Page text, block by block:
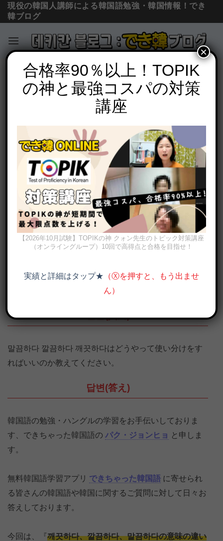
Skip
content
現役の韓国人講師による韓国語勉強・韓国情報！でき
韓ブログ
単語の意味と使い方
깨끗하다, 깔끔하다, 말끔하다 違いとは？
使い分けを例文で解説
POSTED ON2021年3月27日 BY でき韓 パク先生
깨끗하다, 깔끔하다, 말끔하다とは？意味の違いと使い分け（画像出
질문(質問)
말끔하다 깔끔하다 깨끗하다はどうやって使い分けをす
ればいいのか教えてください。
답변(答え)
韓国語の勉強・ハングルの学習をお手伝いしておりま
す、できちゃった韓国語の パク・ジョンヒョ と申しま
す。
無料韓国語学習アプリ できちゃった韓国語 に寄せられ
る皆さんの韓国語や韓国に関するご質問に対して日々お
答えしております。
今回は、『깨끗하다、깔끔하다、말끔하다の意味の違い
合格率90％以上！TOPIK
の神と最強コスパの対策
講座
【2026年10月試験】TOPIKの神 クォン先生のトピック対策講座
（オンライングループ）10回で高得点と合格を目指せ！
実績と詳細はタップ★ （Ⓧを押すと、もう出ませ
ん）
×